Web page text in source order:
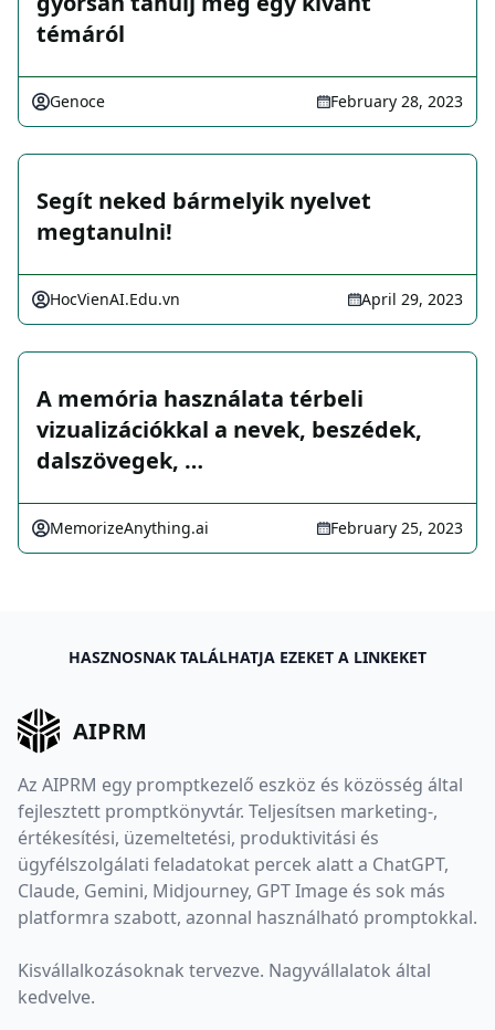
témáról
Genoce February 28, 2023
Segít neked bármelyik nyelvet
megtanulni!
HocVienAI.Edu.vn April 29, 2023
A memória használata térbeli
vizualizációkkal a nevek, beszédek,
dalszövegek, …
MemorizeAnything.ai February 25, 2023
HASZNOSNAK TALÁLHATJA EZEKET A LINKEKET
AIPRM
Az AIPRM egy promptkezelő eszköz és közösség által
fejlesztett promptkönyvtár. Teljesítsen marketing-,
értékesítési, üzemeltetési, produktivitási és
ügyfélszolgálati feladatokat percek alatt a ChatGPT,
Claude, Gemini, Midjourney, GPT Image és sok más
platformra szabott, azonnal használható promptokkal.
Kisvállalkozásoknak tervezve. Nagyvállalatok által
kedvelve.